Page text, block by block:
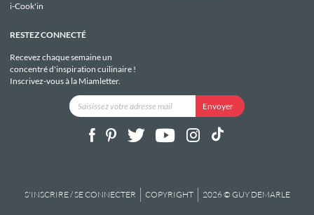
i-Cook'in
RESTEZ CONNECTÉ
Recevez chaque semaine un
concentré d'inspiration cuilinaire !
Inscrivez-vous à la Miamletter.
S'INSCRIRE / SE CONNECTER COPYRIGHT 2026 © GUY DEMARLE